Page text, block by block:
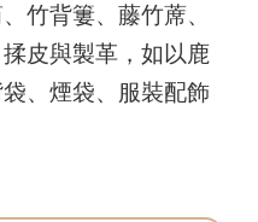
竹背簍、藤竹蓆、
皮與製革，如以鹿
、煙袋、服裝配飾